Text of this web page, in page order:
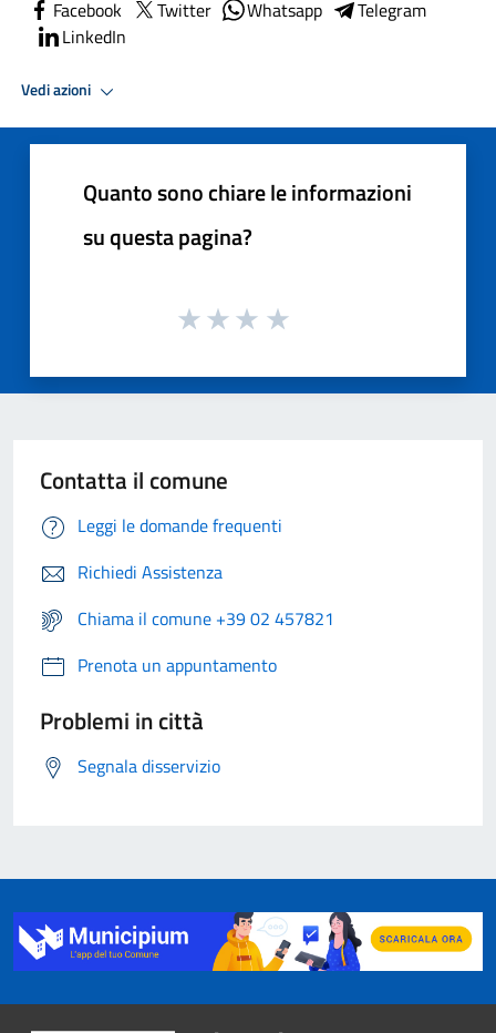
Facebook Twitter Whatsapp
Telegram
LinkedIn
Vedi azioni
Quanto sono chiare le informazioni
su questa pagina?
Contatta il comune
Leggi le domande frequenti
Richiedi Assistenza
Chiama il comune +39 02 457821
Prenota un appuntamento
Problemi in città
Segnala disservizio